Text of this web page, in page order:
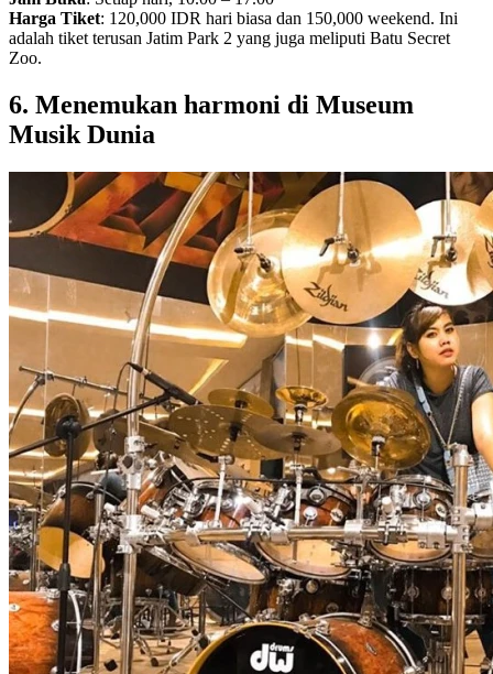
Harga Tiket: 120,000 IDR hari biasa dan 150,000 weekend. Ini
adalah tiket terusan Jatim Park 2 yang juga meliputi Batu Secret
Zoo.
6. Menemukan harmoni di Museum
Musik Dunia